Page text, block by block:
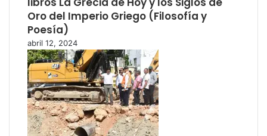
Oro del Imperio Griego (Filosofía y
Poesía)
abril 12, 2024